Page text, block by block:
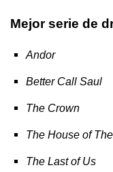
Mejor serie de
Andor
Better Call Saul
The Crown
The House of
The Last of Us